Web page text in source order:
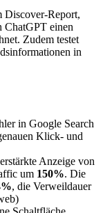
Discover-Report,
ChatGPT einen
Zudem testet
in
in Google Search
Klick- und
Anzeige von
um 150%. Die
, die Verweildauer